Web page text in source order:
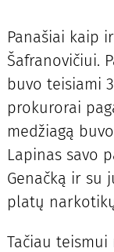
Panašiai kaip
Šafranovičiui.
buvo teisiami
prokurorai
medžiagą
Lapinas savo
Genačką ir su
platų
Tačiau